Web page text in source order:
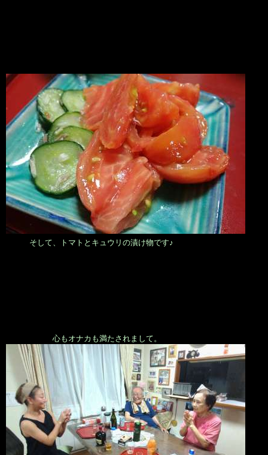
そして、トマトとキュウリの漬け物です♪
心もオナカも満たされまして。